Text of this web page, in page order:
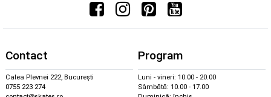
Contact
Calea Plevnei 222, București
0755 223 274
Program
Luni - vineri: 10.00 - 20.00
Sâmbătă: 10.00 - 17.00